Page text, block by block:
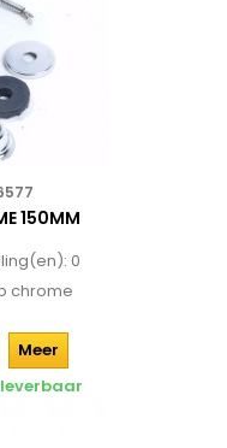
150MM
0
chrome
Meer